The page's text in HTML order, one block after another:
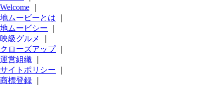
Welcome
地ムービーとは
地ムービシー
映級グルメ
クローズアップ｜
運営組織
サイトポリシー
商標登録